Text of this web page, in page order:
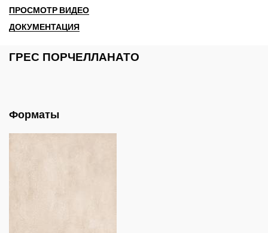
ПРОСМОТР ВИДЕО
ДОКУМЕНТАЦИЯ
ГРЕС ПОРЧЕЛЛАНАТО
Форматы